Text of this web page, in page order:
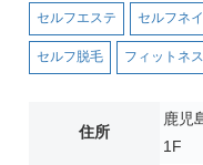
セルフエステ セルフネ
セルフ脱毛 フィットネス
住所
鹿児
1F